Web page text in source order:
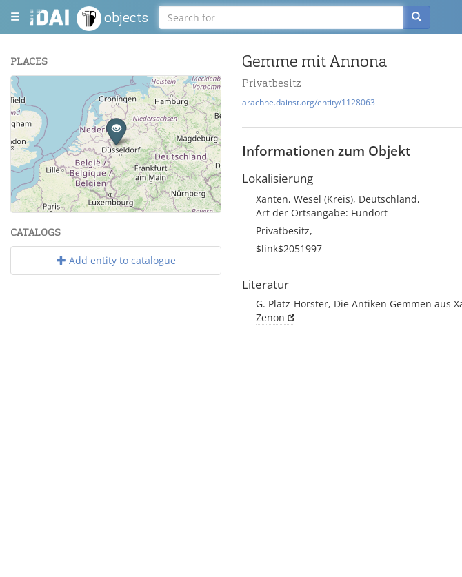
objects
PLACES
−
Leaflet| Maps and Data ©OpenStreetMap.
CATALOGS
Add entity to catalogue
Gemme mit Annona
Privatbesitz
arachne.dainst.org/entity/1128063
Informationen zum Objekt
Lokalisierung
Xanten, Wesel (Kreis), Deutschland,
Art der Ortsangabe: Fundort
Privatbesitz,
$link$2051997
Literatur
G. Platz-Horster, Die Antiken Gemmen aus
Zenon